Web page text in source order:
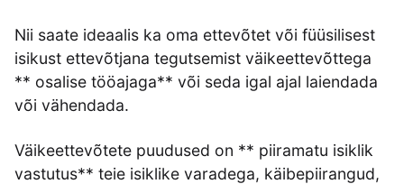
Nii saate ideaalis ka oma ettevõtet või füüsilisest
isikust ettevõtjana tegutsemist väikeettevõttega
** osalise tööajaga** või seda igal ajal laiendada
või vähendada.
Väikeettevõtete puudused on ** piiramatu isiklik
vastutus** teie isiklike varadega, käibepiirangud,